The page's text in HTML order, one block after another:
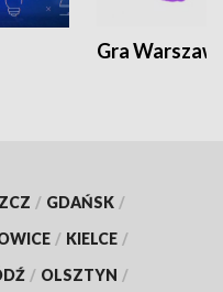
Gra
/ GDAŃSK /
/ KIELCE /
/ OLSZTYN /